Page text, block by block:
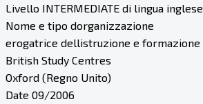
Livello INTERMEDIATE di lingua inglese.
Nome e tipo dorganizzazione
erogatrice dellistruzione e formazione
British Study Centres
Oxford (Regno Unito)
Date 09/2006